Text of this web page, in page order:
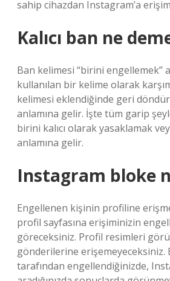
sahip cihazdan Instagram’a
Kalıcı ban ne
Ban kelimesi “birini engellemek”
kullanılan bir kelime olarak
kelimesi eklendiğinde geri
anlamına gelir. İşte tüm garip
birini kalıcı olarak yasaklamak
anlamına gelir.
Instagram bloke
Engellenen kişinin profiline
profil sayfasına erişiminizin
göreceksiniz. Profil resimleri
gönderilerine erişemeyeceksiniz.
tarafından engellendiğinizde,